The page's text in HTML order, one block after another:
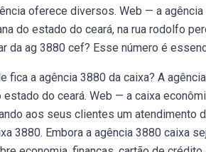
oferece diversos. Web — a
do estado do ceará, na rua rodolfo
da ag 3880 cef? Esse número é
fica a agência 3880 da caixa? A
estado do ceará. Web — a caixa
aos seus clientes um atendimento
3880. Embora a agência 3880 caixa